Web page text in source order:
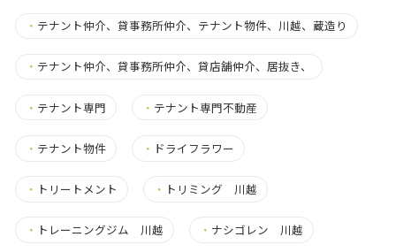
・ テナント仲介、貸事務所仲介、テナント物件、川越、蔵造り
・ テナント仲介、貸事務所仲介、貸店舗仲介、居抜き、
・ テナント専門 ・ テナント専門不動産
・ テナント物件 ・ ドライフラワー
・ トリートメント ・ トリミング 川越
・ トレーニングジム 川越 ・ ナシゴレン 川越